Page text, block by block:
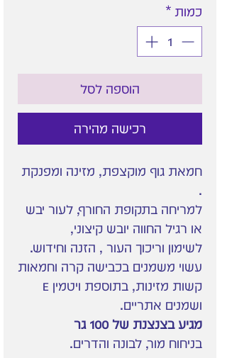
כמות *
הוספה לסל
רכישה מהירה
חמאת גוף מוקצפת, מזינה ומפנקת
.
למריחה בתקופת החורף, לעור יבש
או רגיל החווה יובש קיצוני,
לשימון וריכוך העור , הזנה וחידוש.
עשוי משמנים בכבישה קרה וחמאות
קשות מזינות, בתוספת ויטמין E
ושמנים אתריים.
מגיע בצנצנת של 100 גר
בניחוח מור, לבונה והדרים.